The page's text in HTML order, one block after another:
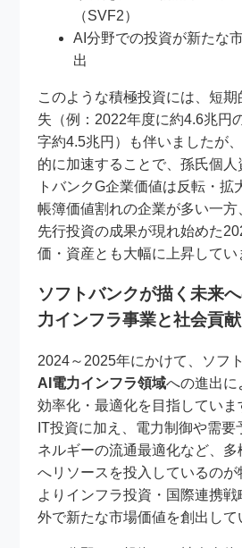
（SVF2）
AI分野での投資が新たな
出
このような積極投資には、短
失（例：2022年度に約4.6兆円
字約4.5兆円）も伴いましたが
的に加速することで、孫氏個人
トバンクG企業価値は反転・拡
帳簿価値割れの企業が多い一方
先行投資の成果が現れ始めた
価・資産とも大幅に上昇してい
ソフトバンクが描く未来
力インフラ事業と社会貢献
2024～2025年にかけて、ソフ
AI電力インフラ領域への進出に
効率化・最適化を目指してい
IT投資に加え、電力制御や需要
ネルギーの流通最適化など、
へリソースを投入しているのが
よりインフラ投資・国際連携
外で新たな市場価値を創出して